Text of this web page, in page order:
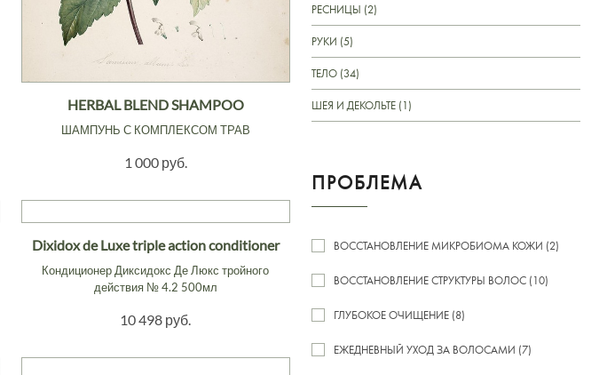
HERBAL BLEND SHAMPOO
ШАМПУНЬ С КОМПЛЕКСОМ ТРАВ
1 000 руб.
Dixidox de Luxe triple action conditioner
Кондиционер Диксидокс Де Люкс тройного
действия № 4.2 500мл
10 498 руб.
РЕСНИЦЫ (2)
РУКИ (5)
ТЕЛО (34)
ШЕЯ И ДЕКОЛЬТЕ (1)
ПРОБЛЕМА
ВОССТАНОВЛЕНИЕ МИКРОБИОМА КОЖИ (2)
ВОССТАНОВЛЕНИЕ СТРУКТУРЫ ВОЛОС (10)
ГЛУБОКОЕ ОЧИЩЕНИЕ (8)
ЕЖЕДНЕВНЫЙ УХОД ЗА ВОЛОСАМИ (7)